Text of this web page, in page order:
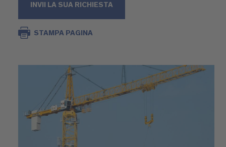
INVII LA SUA RICHIESTA
STAMPA PAGINA